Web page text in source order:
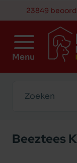
23849
Menu
Beeztees